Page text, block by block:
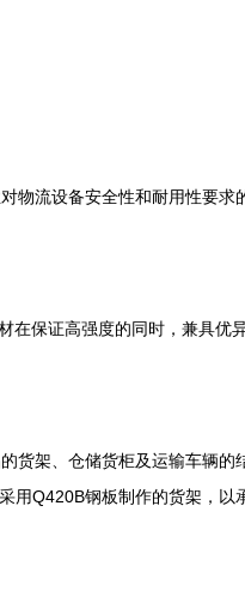
物流设备安全性和耐用性要求
在保证高强度的同时，兼具优
货架、仓储货柜及运输车辆的
用Q420B钢板制作的货架，以